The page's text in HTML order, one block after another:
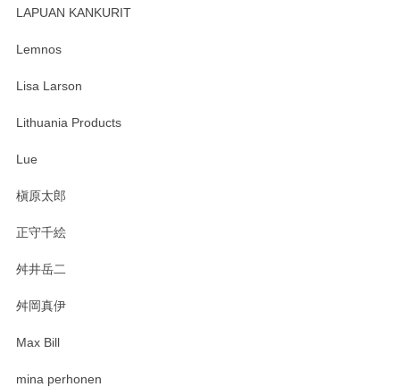
す。 素敵な湯呑みでとても気に入りました。 発送も早く、
たm(_)m
います。無事に届いたようで安心いたしまし
LAPUAN KANKURIT
Lemnos
Lisa Larson
Lithuania Products
Lue
槇原太郎
正守千絵
舛井岳二
舛岡真伊
Max Bill
mina perhonen